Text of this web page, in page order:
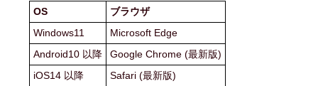
OS
ブラウザ
Windows11
Microsoft Edge
Android10 以降
Google Chrome (最新版)
iOS14 以降
Safari (最新版)